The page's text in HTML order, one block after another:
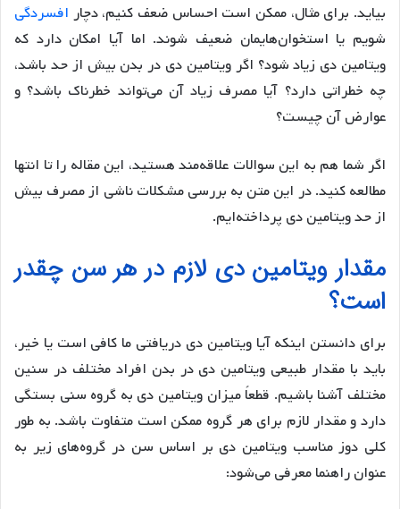
بیاید. برای مثال، ممکن است احساس ضعف کنیم، دچار افسردگی
شویم یا استخوان‌هایمان ضعیف شوند. اما آیا امکان دارد که
ویتامین دی زیاد شود؟ اگر ویتامین دی در بدن بیش از حد باشد،
چه خطراتی دارد؟ آیا مصرف زیاد آن می‌تواند خطرناک باشد؟ و
عوارض آن چیست؟
اگر شما هم به این سوالات علاقه‌مند هستید، این مقاله را تا انتها
مطالعه کنید. در این متن به بررسی مشکلات ناشی از مصرف بیش
از حد ویتامین دی پرداخته‌ایم.
مقدار ویتامین دی لازم در هر سن چقدر
است؟
برای دانستن اینکه آیا ویتامین دی دریافتی ما کافی است یا خیر،
باید با مقدار طبیعی ویتامین دی در بدن افراد مختلف در سنین
مختلف آشنا باشیم. قطعاً میزان ویتامین دی به گروه سنی بستگی
دارد و مقدار لازم برای هر گروه ممکن است متفاوت باشد. به طور
کلی دوز مناسب ویتامین دی بر اساس سن در گروه‌های زیر به
عنوان راهنما معرفی می‌شود: